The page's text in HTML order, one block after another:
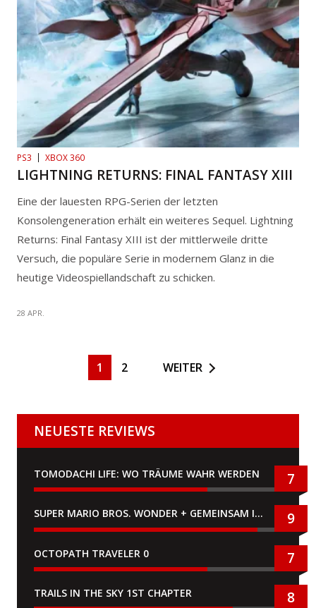
PS3 XBOX 360
LIGHTNING RETURNS: FINAL FANTASY XIII
Eine der lauesten RPG-Serien der letzten
Konsolengeneration erhält ein weiteres Sequel. Lightning
Returns: Final Fantasy XIII ist der mittlerweile dritte
Versuch, die populäre Serie in modernem Glanz in die
heutige Videospiellandschaft zu schicken.
28 APR.
1 2 WEITER
NEUESTE REVIEWS
TOMODACHI LIFE: WO TRÄUME WAHR WERDEN 7
SUPER MARIO BROS. WONDER + GEMEINSAM IM BELLABEL-PARK 9
OCTOPATH TRAVELER 0 7
TRAILS IN THE SKY 1ST CHAPTER 8